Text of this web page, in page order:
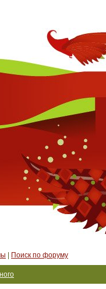
Поиск по форуму